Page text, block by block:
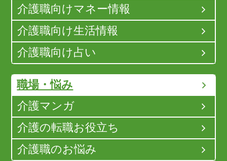
介護職向けマネー情報
介護職向け生活情報
介護職向け占い
職場・悩み
介護マンガ
介護の転職お役立ち
介護職のお悩み